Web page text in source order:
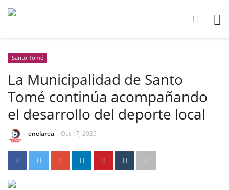
Santo Tomé
La Municipalidad de Santo
Tomé continúa acompañando
el desarrollo del deporte local
enelarea Oct 17, 2025